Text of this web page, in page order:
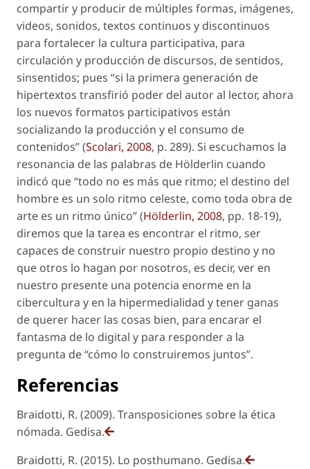
compartir y producir de múltiples formas, imágenes,
videos, sonidos, textos continuos y discontinuos
para fortalecer la cultura participativa, para
circulación y producción de discursos, de sentidos,
sinsentidos; pues “si la primera generación de
hipertextos transfirió poder del autor al lector, ahora
los nuevos formatos participativos están
socializando la producción y el consumo de
contenidos” (Scolari, 2008, p. 289). Si escuchamos la
resonancia de las palabras de Hölderlin cuando
indicó que “todo no es más que ritmo; el destino del
hombre es un solo ritmo celeste, como toda obra de
arte es un ritmo único” (Hölderlin, 2008, pp. 18-19),
diremos que la tarea es encontrar el ritmo, ser
capaces de construir nuestro propio destino y no
que otros lo hagan por nosotros, es decir, ver en
nuestro presente una potencia enorme en la
cibercultura y en la hipermedialidad y tener ganas
de querer hacer las cosas bien, para encarar el
fantasma de lo digital y para responder a la
pregunta de “cómo lo construiremos juntos”.
Referencias
Braidotti, R. (2009). Transposiciones sobre la ética
nómada. Gedisa.
Braidotti, R. (2015). Lo posthumano. Gedisa.